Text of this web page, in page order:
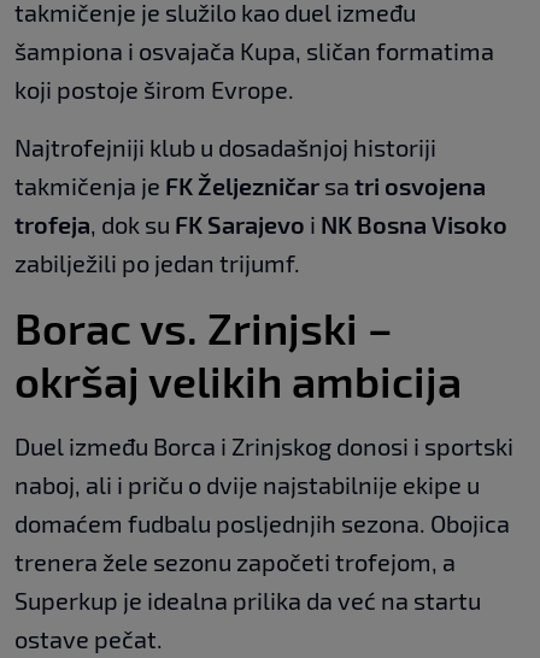
takmičenje je služilo kao duel između
šampiona i osvajača Kupa, sličan formatima
koji postoje širom Evrope.
Najtrofejniji klub u dosadašnjoj historiji
takmičenja je FK Željezničar sa tri osvojena
trofeja, dok su FK Sarajevo i NK Bosna Visoko
zabilježili po jedan trijumf.
Borac vs. Zrinjski –
okršaj velikih ambicija
Duel između Borca i Zrinjskog donosi i sportski
naboj, ali i priču o dvije najstabilnije ekipe u
domaćem fudbalu posljednjih sezona. Obojica
trenera žele sezonu započeti trofejom, a
Superkup je idealna prilika da već na startu
ostave pečat.